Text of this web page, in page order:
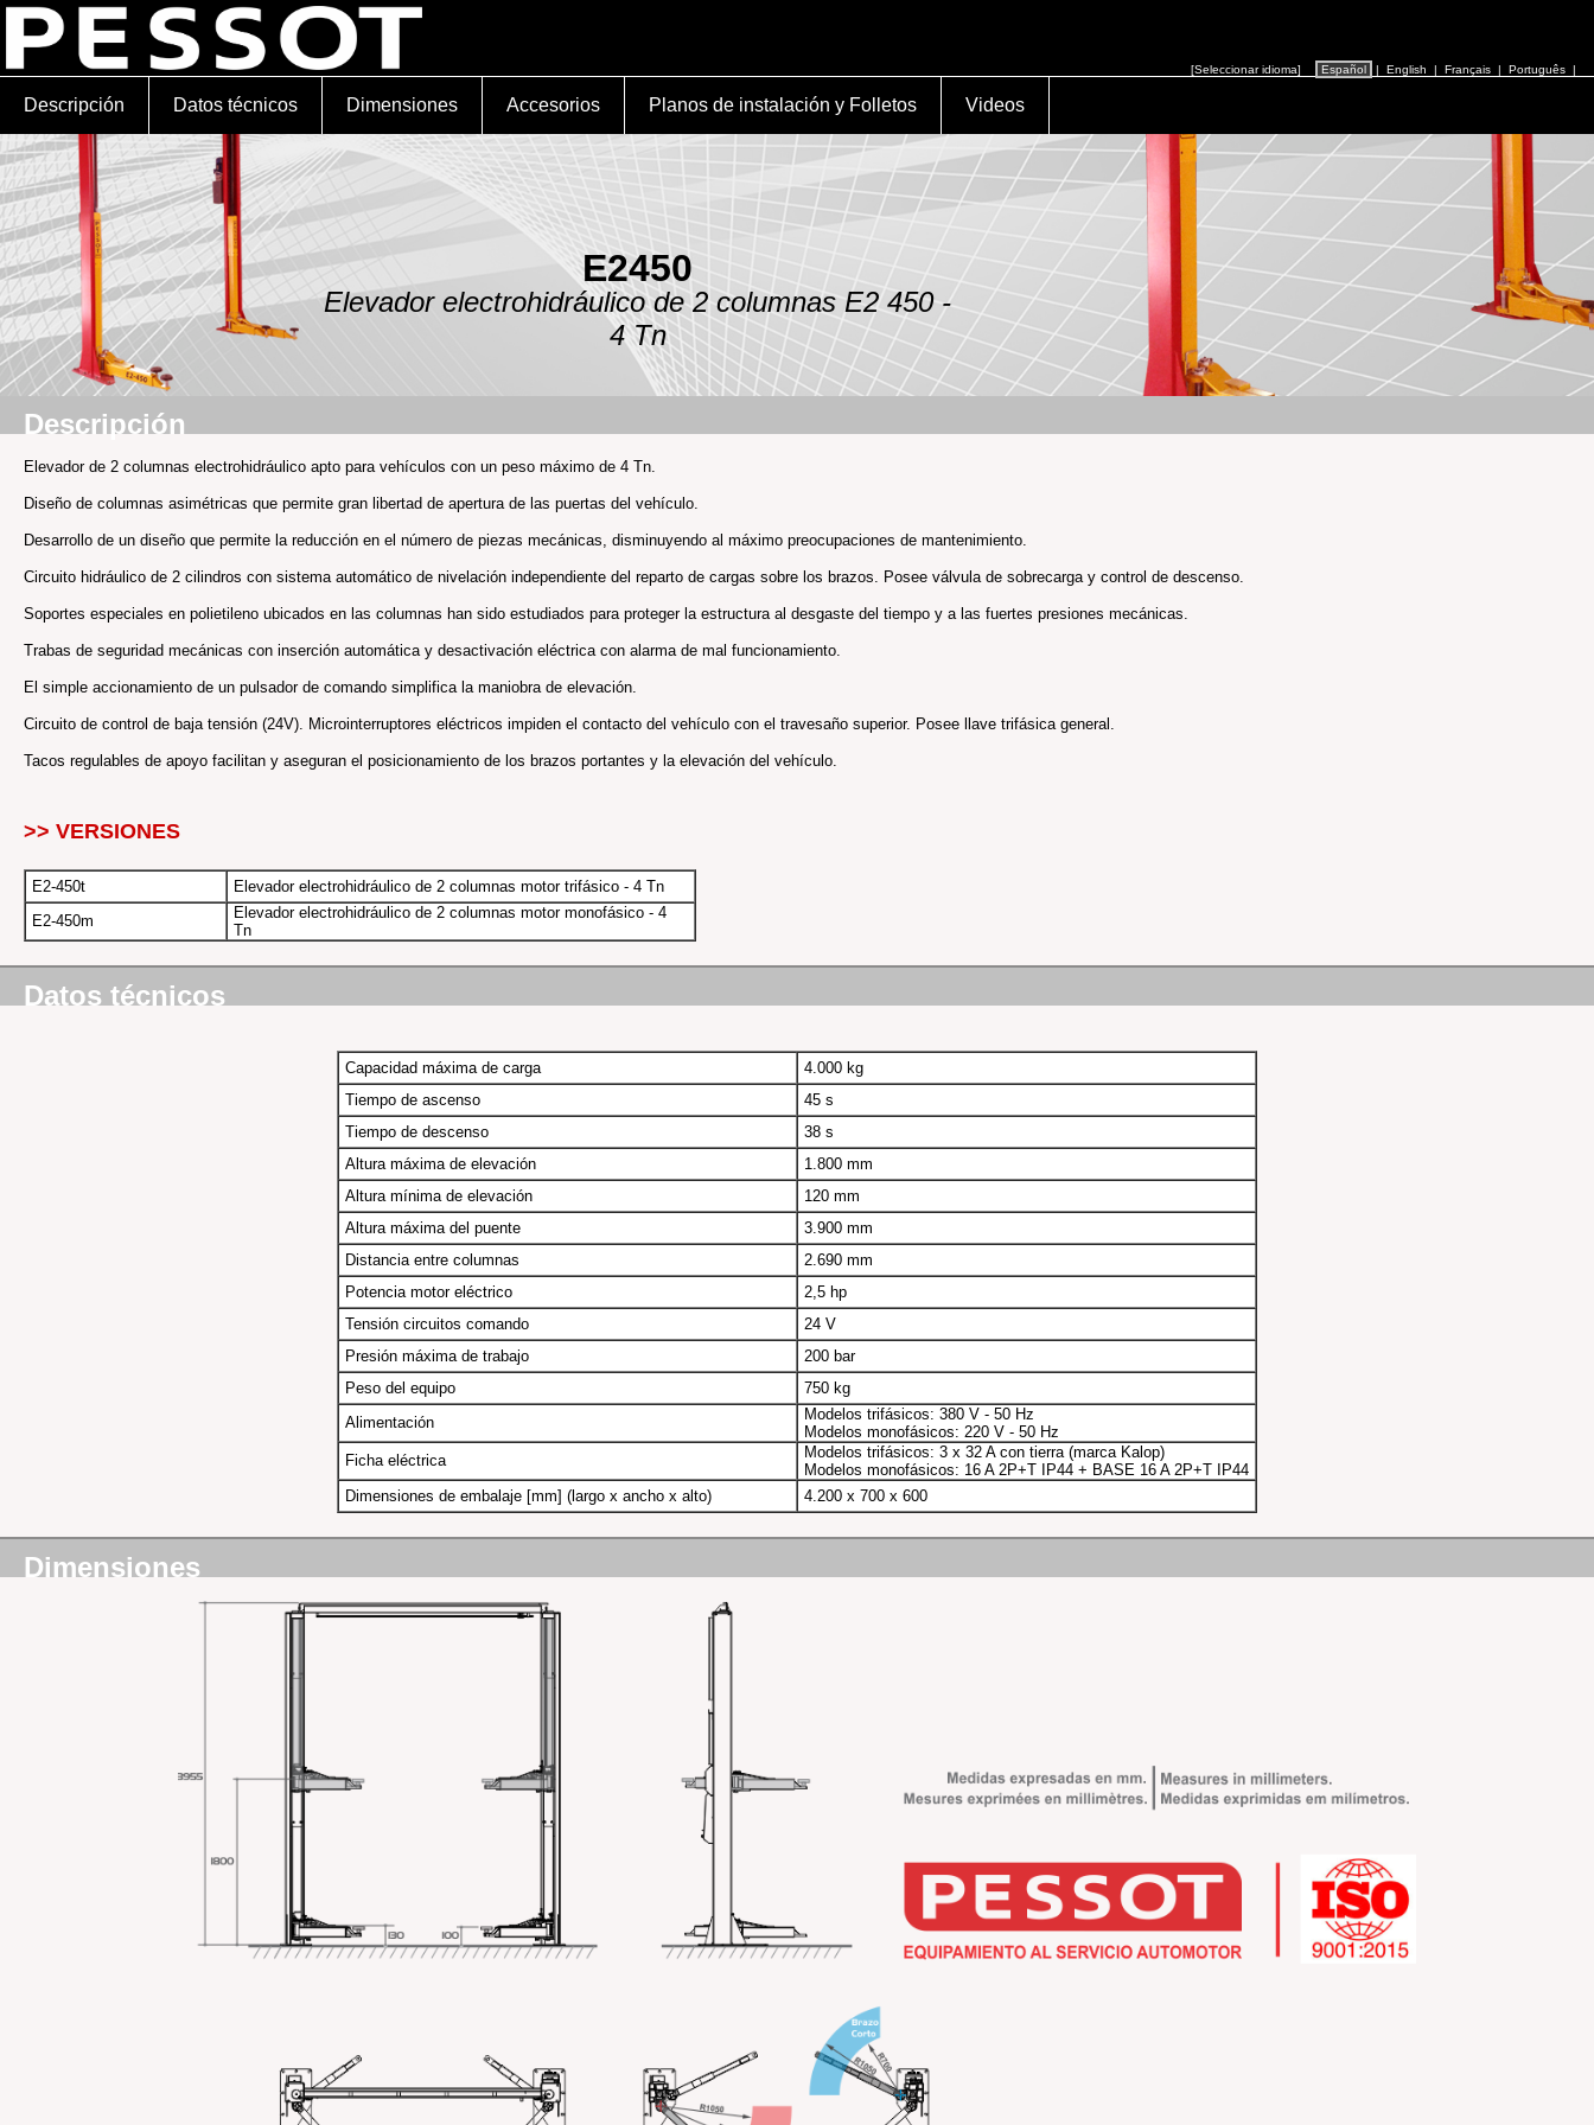
[Seleccionar idioma] Español | English | Français | Português |
Descripción Datos técnicos Dimensiones Accesorios Planos de instalación y Folletos Videos
E2450
Elevador electrohidráulico de 2 columnas E2 450 -
4 Tn
Descripción
Elevador de 2 columnas electrohidráulico apto para vehículos con un peso máximo de 4 Tn.
Diseño de columnas asimétricas que permite gran libertad de apertura de las puertas del vehículo.
Desarrollo de un diseño que permite la reducción en el número de piezas mecánicas, disminuyendo al máximo preocupaciones de mantenimiento.
Circuito hidráulico de 2 cilindros con sistema automático de nivelación independiente del reparto de cargas sobre los brazos. Posee válvula de sobrecarga y control de descenso.
Soportes especiales en polietileno ubicados en las columnas han sido estudiados para proteger la estructura al desgaste del tiempo y a las fuertes presiones mecánicas.
Trabas de seguridad mecánicas con inserción automática y desactivación eléctrica con alarma de mal funcionamiento.
El simple accionamiento de un pulsador de comando simplifica la maniobra de elevación.
Circuito de control de baja tensión (24V). Microinterruptores eléctricos impiden el contacto del vehículo con el travesaño superior. Posee llave trifásica general.
Tacos regulables de apoyo facilitan y aseguran el posicionamiento de los brazos portantes y la elevación del vehículo.
>> VERSIONES
E2-450t
Elevador electrohidráulico de 2 columnas motor trifásico - 4 Tn
E2-450m
Elevador electrohidráulico de 2 columnas motor monofásico - 4
Tn
Datos técnicos
Capacidad máxima de carga
4.000 kg
Tiempo de ascenso
45 s
Tiempo de descenso
38 s
Altura máxima de elevación
1.800 mm
Altura mínima de elevación
120 mm
Altura máxima del puente
3.900 mm
Distancia entre columnas
2.690 mm
Potencia motor eléctrico
2,5 hp
Tensión circuitos comando
24 V
Presión máxima de trabajo
200 bar
Peso del equipo
750 kg
Alimentación
Modelos trifásicos: 380 V - 50 Hz
Modelos monofásicos: 220 V - 50 Hz
Ficha eléctrica
Modelos trifásicos: 3 x 32 A con tierra (marca Kalop)
Modelos monofásicos: 16 A 2P+T IP44 + BASE 16 A 2P+T IP44
Dimensiones de embalaje [mm] (largo x ancho x alto)
4.200 x 700 x 600
Dimensiones